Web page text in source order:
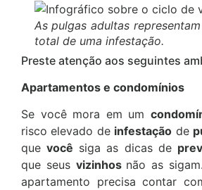
As pulgas adultas
total de uma infestação.
Preste atenção aos seguintes
Apartamentos e condomínios
Se você mora em um
risco elevado de infestação de
quevocê siga as dicas de
que seus vizinhos não as
apartamento precisa contar